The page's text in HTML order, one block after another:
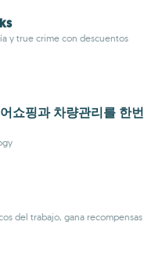
y true crime con descuentos
쇼핑과 차량관리를 한번
del trabajo, gana recompensas